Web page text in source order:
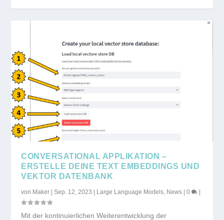
CONVERSATIONAL APPLIKATION –
ERSTELLE DEINE TEXT EMBEDDINGS UND
VEKTOR DATENBANK
von Maker |Sep. 12, 2023 | Large Language Models News |0 |
Mit der kontinuierlichen Weiterentwicklung der